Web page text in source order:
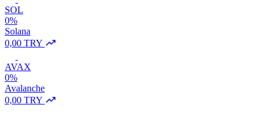
SOL
0%
Solana
0,00 TRY
AVAX
0%
Avalanche
0,00 TRY